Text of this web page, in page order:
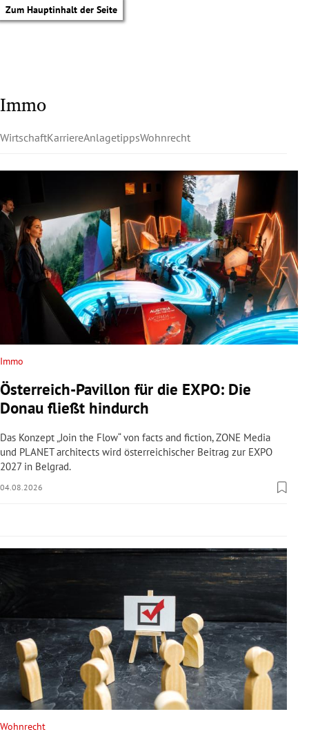
Zum Hauptinhalt der Seite
Untermenü
Untermenü
Untermenü
Untermenü
Untermenü
Untermenü
Untermenü
Untermenü
Immo
WirtschaftKarriereAnlagetippsWohnrecht
Immo
Österreich-Pavillon für die EXPO: Die
Donau fließt hindurch
Das Konzept „Join the Flow“ von facts and fiction, ZONE Media
und PLANET architects wird österreichischer Beitrag zur EXPO
2027 in Belgrad.
04.08.2026
Wohnrecht